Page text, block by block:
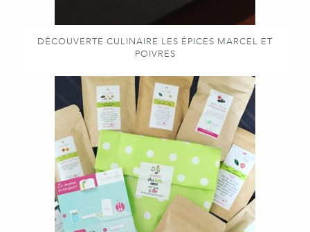
DÉCOUVERTE CULINAIRE LES ÉPICES MARCEL ET
POIVRES